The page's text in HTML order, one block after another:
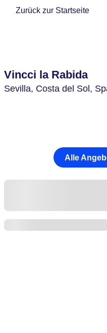
Zurück zur Startseite
Vincci la Rabida
Sevilla, Costa del Sol,
Alle